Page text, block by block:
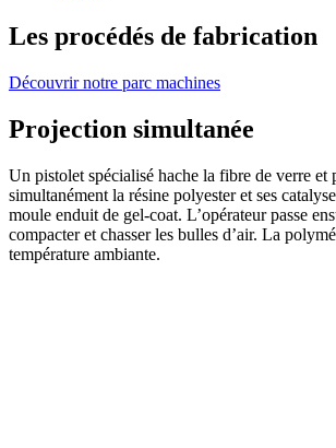
Les procédés de fabrication
Découvrir notre parc machines
Projection simultanée
Un pistolet spécialisé hache la fibre de verre et
simultanément la résine polyester et ses
moule enduit de gel-coat. L’opérateur passe
compacter et chasser les bulles d’air. La
température ambiante.